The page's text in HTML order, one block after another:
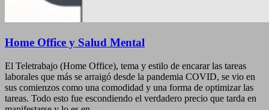
Home Office y Salud Mental
El Teletrabajo (Home Office), tema y estilo de encarar las tareas
laborales que más se arraigó desde la pandemia COVID, se vio en
sus comienzos como una comodidad y una forma de optimizar las
tareas. Todo esto fue escondiendo el verdadero precio que tarda en